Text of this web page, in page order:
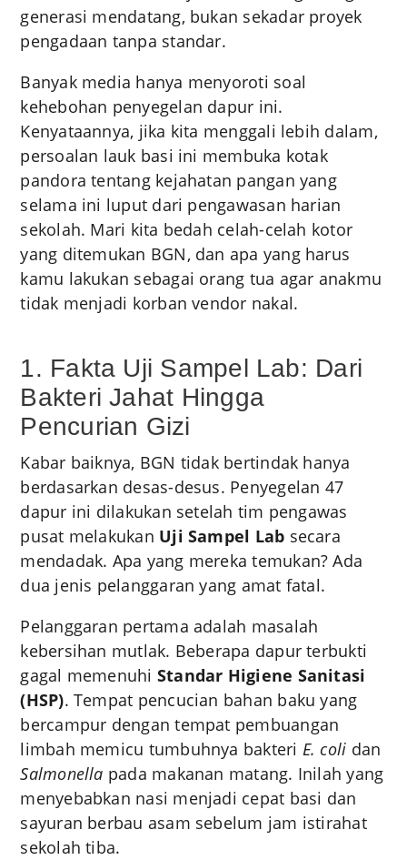
generasi mendatang, bukan sekadar proyek
pengadaan tanpa standar.
Banyak media hanya menyoroti soal
kehebohan penyegelan dapur ini.
Kenyataannya, jika kita menggali lebih dalam,
persoalan lauk basi ini membuka kotak
pandora tentang kejahatan pangan yang
selama ini luput dari pengawasan harian
sekolah. Mari kita bedah celah-celah kotor
yang ditemukan BGN, dan apa yang harus
kamu lakukan sebagai orang tua agar anakmu
tidak menjadi korban vendor nakal.
1. Fakta Uji Sampel Lab: Dari
Bakteri Jahat Hingga
Pencurian Gizi
Kabar baiknya, BGN tidak bertindak hanya
berdasarkan desas-desus. Penyegelan 47
dapur ini dilakukan setelah tim pengawas
pusat melakukan Uji Sampel Lab secara
mendadak. Apa yang mereka temukan? Ada
dua jenis pelanggaran yang amat fatal.
Pelanggaran pertama adalah masalah
kebersihan mutlak. Beberapa dapur terbukti
gagal memenuhi Standar Higiene Sanitasi
(HSP). Tempat pencucian bahan baku yang
bercampur dengan tempat pembuangan
limbah memicu tumbuhnya bakteri E. coli dan
Salmonella pada makanan matang. Inilah yang
menyebabkan nasi menjadi cepat basi dan
sayuran berbau asam sebelum jam istirahat
sekolah tiba.